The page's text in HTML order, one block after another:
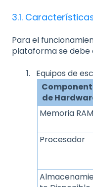
3.1.
Para el
plataforma se debe
Equipos de
de
Memoria RAM
Procesador